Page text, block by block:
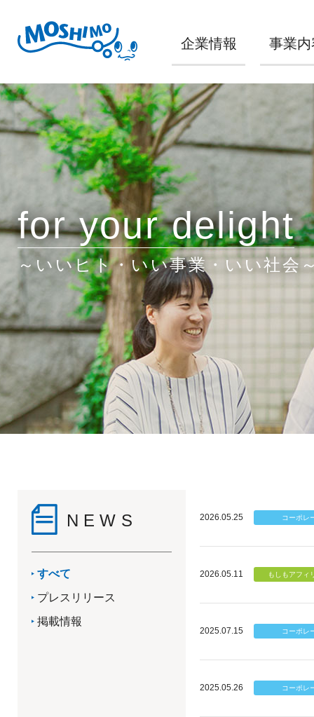
企業情報 事業内
for your delight
～いいヒト・いい事業・いい社会
NEWS
すべて
プレスリリース
掲載情報
2026.05.25
2026.05.11
2025.07.15
2025.05.26